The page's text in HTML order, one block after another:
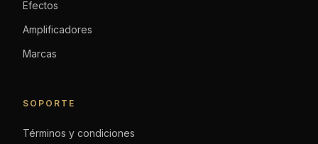
Efectos
Amplificadores
Marcas
SOPORTE
Términos y condiciones